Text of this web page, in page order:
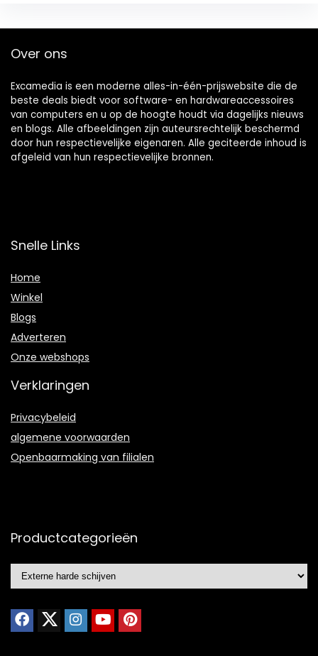
Over ons
Excamedia is een moderne alles-in-één-prijswebsite die de
beste deals biedt voor software- en hardwareaccessoires
van computers en u op de hoogte houdt via dagelijks nieuws
en blogs. Alle afbeeldingen zijn auteursrechtelijk beschermd
door hun respectievelijke eigenaren. Alle geciteerde inhoud is
afgeleid van hun respectievelijke bronnen.
Snelle Links
Home
Winkel
Blogs
Adverteren
Onze webshops
Verklaringen
Privacybeleid
algemene voorwaarden
Openbaarmaking van filialen
Productcategorieën